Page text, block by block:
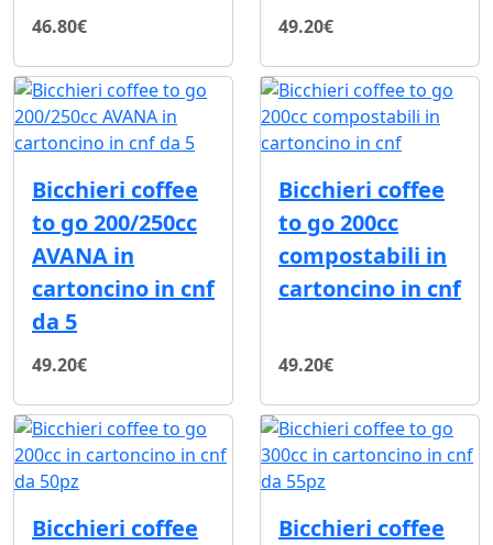
46.80€ 49.20€
Bicchieri coffee
to go 200/250cc
AVANA in
cartoncino in cnf
da 5
49.20€
Bicchieri coffee
to go 200cc
compostabili in
cartoncino in cnf
49.20€
Bicchieri coffee
Bicchieri coffee